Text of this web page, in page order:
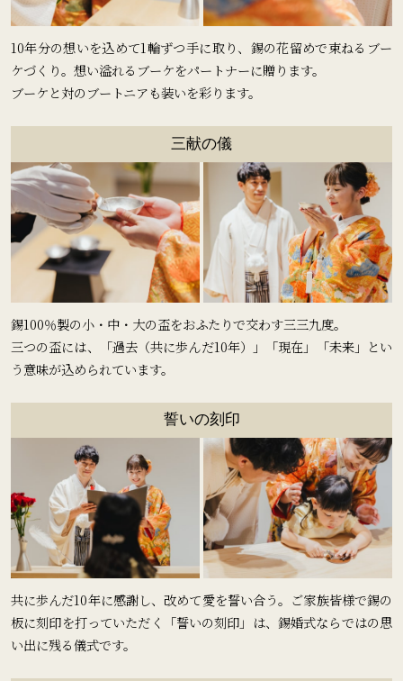
10年分の想いを込めて1輪ずつ手に取り、錫の花留めで束ねるブー
ケづくり。想い溢れるブーケをパートナーに贈ります。
ブーケと対のブートニアも装いを彩ります。
三献の儀
錫100％製の小・中・大の盃をおふたりで交わす三三九度。
三つの盃には、「過去（共に歩んだ10年）」「現在」「未来」とい
う意味が込められています。
誓いの刻印
共に歩んだ10年に感謝し、改めて愛を誓い合う。ご家族皆様で錫の
板に刻印を打っていただく「誓いの刻印」は、錫婚式ならではの思
い出に残る儀式です。